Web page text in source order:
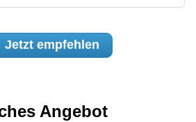
Jetzt empfehlen
Angebot